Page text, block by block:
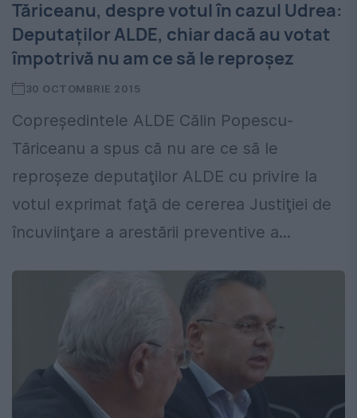
Tăriceanu, despre votul în cazul Udrea:
Deputaților ALDE, chiar dacă au votat
împotrivă nu am ce să le reproșez
30 OCTOMBRIE 2015
Copreşedintele ALDE Călin Popescu-
Tăriceanu a spus că nu are ce să le
reproşeze deputaţilor ALDE cu privire la
votul exprimat faţă de cererea Justiţiei de
încuviinţare a arestării preventive a...